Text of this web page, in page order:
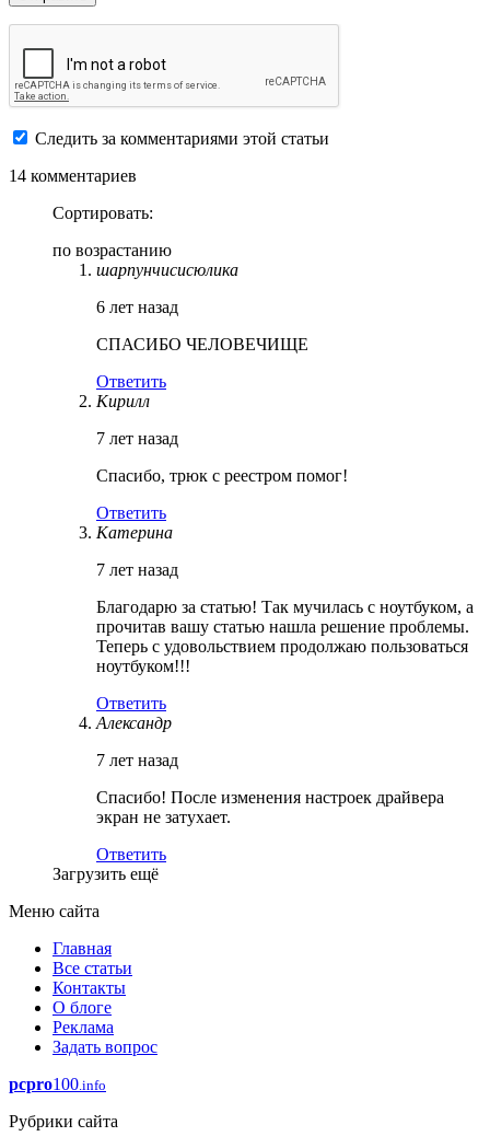
Следить за комментариями этой статьи
14 комментариев
Сортировать:
по возрастанию
шарпунчисисюлика
6 лет назад
СПАСИБО ЧЕЛОВЕЧИЩЕ
Ответить
Кирилл
7 лет назад
Спасибо, трюк с реестром помог!
Ответить
Катерина
7 лет назад
Благодарю за статью! Так мучилась с ноутбуком, а
прочитав вашу статью нашла решение проблемы.
Теперь с удовольствием продолжаю пользоваться
ноутбуком!!!
Ответить
Александр
7 лет назад
Спасибо! После изменения настроек драйвера
экран не затухает.
Ответить
Загрузить ещё
Меню сайта
Главная
Все статьи
Контакты
О блоге
Реклама
Задать вопрос
pcpro100.info
Рубрики сайта